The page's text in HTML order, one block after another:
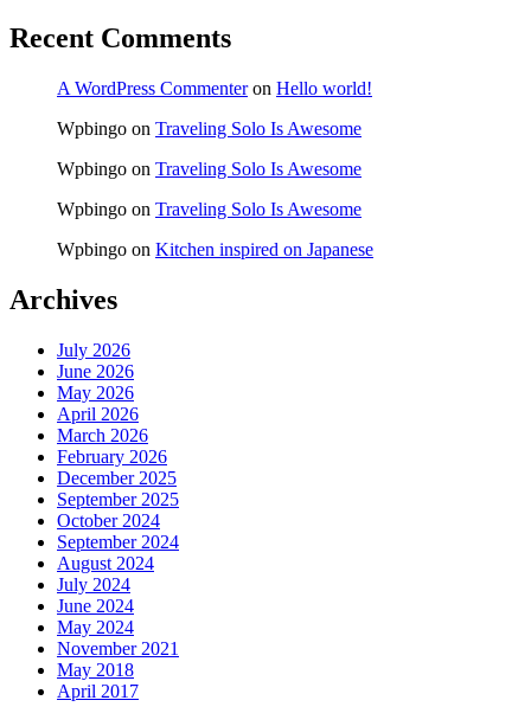
Recent Comments
A WordPress Commenteron Hello world!
Wpbingo on Traveling Solo Is Awesome
Wpbingo on Traveling Solo Is Awesome
Wpbingo on Traveling Solo Is Awesome
Wpbingo on Kitchen inspired on Japanese
Archives
July 2026
June 2026
May 2026
April 2026
March 2026
February 2026
December 2025
September 2025
October 2024
September 2024
August 2024
July 2024
June 2024
May 2024
November 2021
May 2018
April 2017